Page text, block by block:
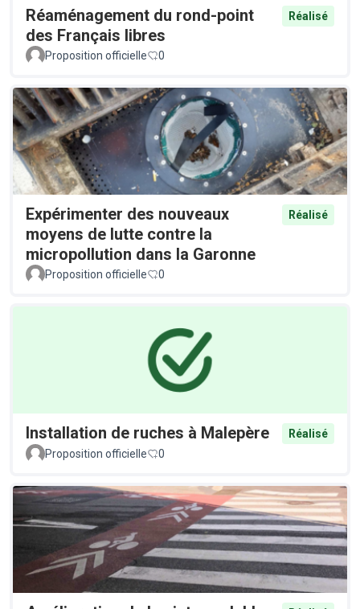
Réaménagement du rond-point
des Français libres
Réalisé
Proposition officielle 0
Expérimenter des nouveaux
moyens de lutte contre la
micropollution dans la Garonne
Réalisé
Proposition officielle 0
Installation de ruches à Malepère
Réalisé
Proposition officielle
0